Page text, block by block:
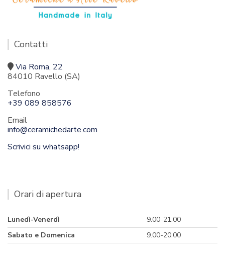
Contatti
Via Roma, 22
84010 Ravello (SA)
Telefono
+39 089 858576
Email
info@ceramichedarte.com
Scrivici su whatsapp!
Orari di apertura
Lunedì-Venerdì
9.00-21.00
Sabato e Domenica
9.00-20.00